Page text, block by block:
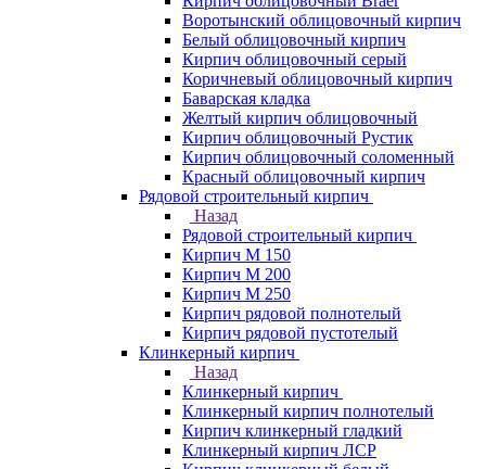
Воротынский облицовочный кирпич
Белый облицовочный кирпич
Кирпич облицовочный серый
Коричневый облицовочный кирпич
Баварская кладка
Желтый кирпич облицовочный
Кирпич облицовочный Рустик
Кирпич облицовочный соломенный
Красный облицовочный кирпич
Рядовой строительный кирпич
Назад
Рядовой строительный кирпич
Кирпич М 150
Кирпич М 200
Кирпич М 250
Кирпич рядовой полнотелый
Кирпич рядовой пустотелый
Клинкерный кирпич
Назад
Клинкерный кирпич
Клинкерный кирпич полнотелый
Кирпич клинкерный гладкий
Клинкерный кирпич ЛСР